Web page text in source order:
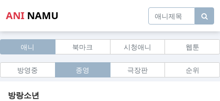
ANI NAMU
애니 북마크 시청애니 웹툰
방영중 종영 극장판 순위
방랑소년